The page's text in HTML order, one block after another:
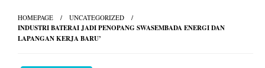
HOMEPAGE UNCATEGORIZED
INDUSTRI BATERAI JADI PENOPANG SWASEMBADA ENERGI DAN
LAPANGAN KERJA BARU’